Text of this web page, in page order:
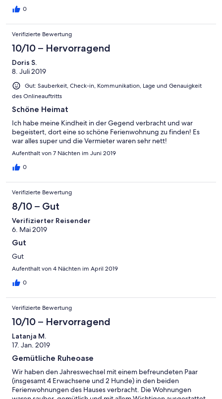
0
Verifizierte Bewertung
10/10 – Hervorragend
Doris S.
8. Juli 2019
Gut: Sauberkeit, Check-in, Kommunikation, Lage und Genauigkeit
des Onlineauftritts
Schöne Heimat
Ich habe meine Kindheit in der Gegend verbracht und war
begeistert, dort eine so schöne Ferienwohnung zu finden! Es
war alles super und die Vermieter waren sehr nett!
Aufenthalt von 7 Nächten im Juni 2019
0
Verifizierte Bewertung
8/10 – Gut
Verifizierter Reisender
6. Mai 2019
Gut
Gut
Aufenthalt von 4 Nächten im April 2019
0
Verifizierte Bewertung
10/10 – Hervorragend
Latanja M.
17. Jan. 2019
Gemütliche Ruheoase
Wir haben den Jahreswechsel mit einem befreundeten Paar
(insgesamt 4 Erwachsene und 2 Hunde) in den beiden
Ferienwohnungen des Hauses verbracht. Die Wohnungen